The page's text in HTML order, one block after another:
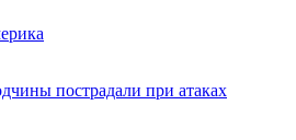
пострадали при атаках